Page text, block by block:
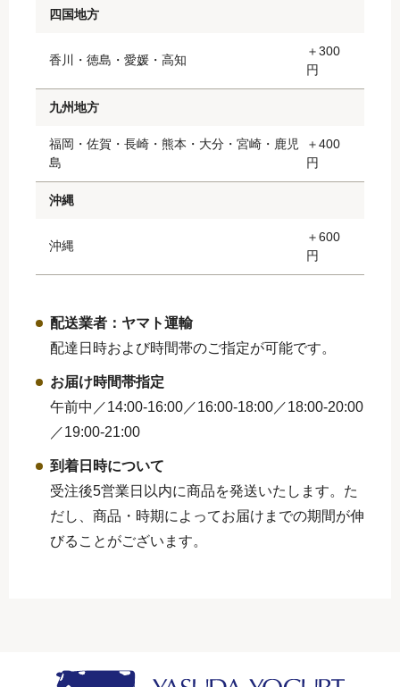
四国地方
香川・徳島・愛媛・高知
＋300
円
九州地方
福岡・佐賀・長崎・熊本・大分・宮崎・鹿児
島
＋400
円
沖縄
沖縄
＋600
円
配送業者：ヤマト運輸
配達日時および時間帯のご指定が可能です。
お届け時間帯指定
午前中／14:00-16:00／16:00-18:00／18:00-20:00
／19:00-21:00
到着日時について
受注後5営業日以内に商品を発送いたします。た
だし、商品・時期によってお届けまでの期間が伸
びることがございます。